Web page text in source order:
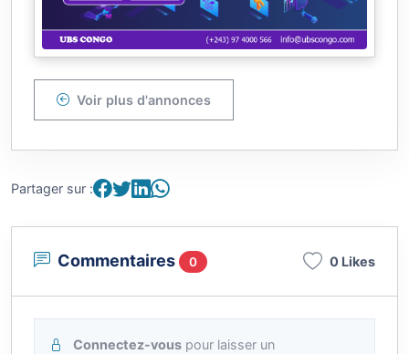
Voir plus d'annonces
Partager sur :
Commentaires 0 0 Likes
Connectez-vous pour laisser un